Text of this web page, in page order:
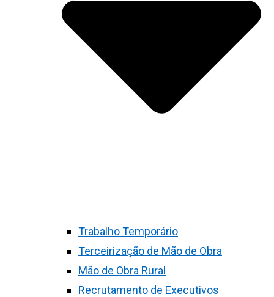
Trabalho Temporário
Terceirização de Mão de Obra
Mão de Obra Rural
Recrutamento de Executivos